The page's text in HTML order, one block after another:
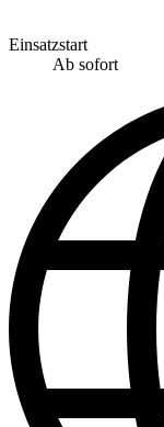
Einsatzstart
Ab sofort